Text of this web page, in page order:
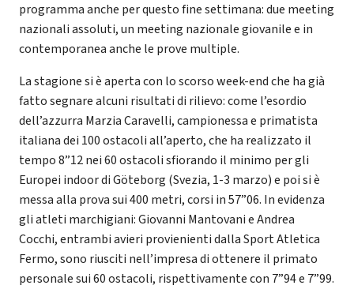
programma anche per questo fine settimana: due meeting
nazionali assoluti, un meeting nazionale giovanile e in
contemporanea anche le prove multiple.
La stagione si è aperta con lo scorso week-end che ha già
fatto segnare alcuni risultati di rilievo: come l’esordio
dell’azzurra Marzia Caravelli, campionessa e primatista
italiana dei 100 ostacoli all’aperto, che ha realizzato il
tempo 8”12 nei 60 ostacoli sfiorando il minimo per gli
Europei indoor di Göteborg (Svezia, 1-3 marzo) e poi si è
messa alla prova sui 400 metri, corsi in 57”06. In evidenza
gli atleti marchigiani: Giovanni Mantovani e Andrea
Cocchi, entrambi avieri provienienti dalla Sport Atletica
Fermo, sono riusciti nell’impresa di ottenere il primato
personale sui 60 ostacoli, rispettivamente con 7”94 e 7”99.